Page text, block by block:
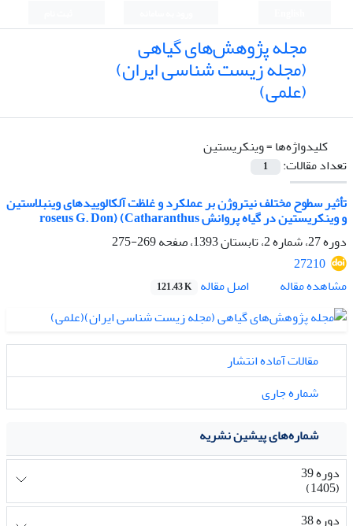
مجله پژوهش‌های گیاهی
(مجله زیست شناسی ایران)
(علمی)
کلیدواژه‌ها =وینکریستین
تعداد مقالات:
1
تأثیر سطوح مختلف نیتروژن بر عملکرد و غلظت آلکالوییدهای وینبلاستین
و وینکریستین در گیاه پروانش roseus G. Don) (Catharanthus
دوره 27، شماره 2، تابستان 1393، صفحه
269-275
27210
مشاهده مقاله
اصل مقاله 121.43 K
مقالات آماده انتشار
شماره جاری
شماره‌های پیشین نشریه
دوره 39
(1405)
دوره 38